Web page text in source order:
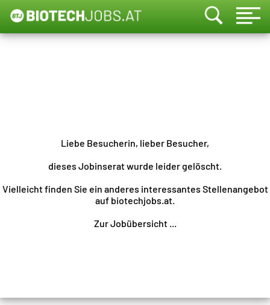
Liebe Besucherin, lieber Besucher,
dieses Jobinserat wurde leider gelöscht.
Vielleicht finden Sie ein anderes interessantes Stellenangebot
auf biotechjobs.at.
Zur Jobübersicht ...